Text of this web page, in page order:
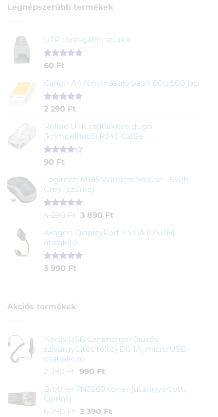
Legnépszerűbb termékek
UTP törésgátló, szürke
Értékelés
ből,
1
értékelés
alapján
60 Ft
Canon A4 fénymásoló papír 80g 500 lap
Értékelés
ből,
2
értékelés
alapján
2 290 Ft
Roline UTP csatlakozó dugó
(krimpelhető) RJ45 Cat5e
Értékelés
5-ből,
2
értékelés
alapján
90 Ft
Logitech M185 Wireless Mouse - Swift
Grey (szürke)
Értékelés
ből,
1
értékelés
alapján
4 290 Ft Original
was:
290 Ft.
3 890 FtCurrent
is:
Axagon DisplayPort > VGA (DSUB)
átalakító
Értékelés
1
3 990 Ft
Akciós termékek
Nedis USB Car charger (autós
szivargyújtós töltő) DC 1A, micro USB
csatlakozó
2 390 Ft
Original
was:
390 Ft.
990 FtCurrent
is:
Brother TN3280 toner (utángyártott,
Qprint)
6 790 Ft
Original
3 390 FtCurrent